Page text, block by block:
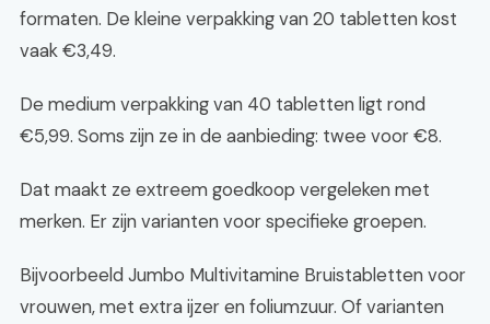
formaten. De kleine verpakking van 20 tabletten kost
vaak €3,49.
De medium verpakking van 40 tabletten ligt rond
€5,99. Soms zijn ze in de aanbieding: twee voor €8.
Dat maakt ze extreem goedkoop vergeleken met
merken. Er zijn varianten voor specifieke groepen.
Bijvoorbeeld Jumbo Multivitamine Bruistabletten voor
vrouwen, met extra ijzer en foliumzuur. Of varianten